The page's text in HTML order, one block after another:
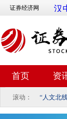
证券经济网
首页 资
滚动： “人文北